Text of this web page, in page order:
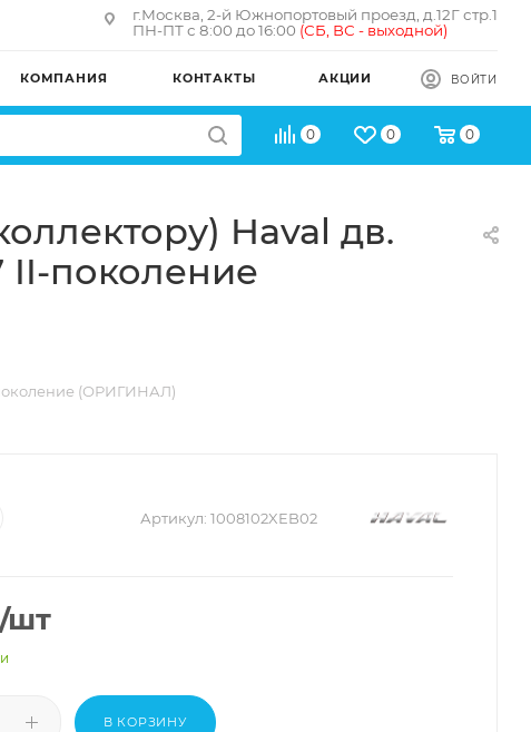
г.Москва, 2-й Южнопортовый проезд, д.12Г стр.1
ПН-ПТ с 8:00 до 16:00 (СБ, ВС - выходной)
КОМПАНИЯ КОНТАКТЫ АКЦИИ ВОЙТИ
0 0 0
Haval дв.
II-поколение
поколение (ОРИГИНАЛ)
Артикул: 1008102XEB02
/шт
В КОРЗИНУ